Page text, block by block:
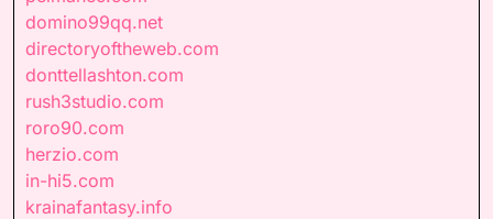
domino99qq.net
directoryoftheweb.com
donttellashton.com
rush3studio.com
roro90.com
herzio.com
in-hi5.com
krainafantasy.info